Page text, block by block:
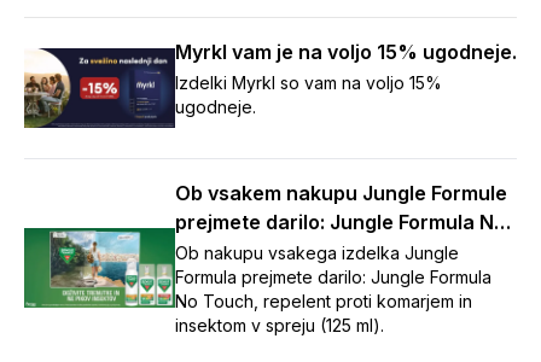
Myrkl vam je na voljo 15% ugodneje.
Izdelki Myrkl so vam na voljo 15%
ugodneje.
Ob vsakem nakupu Jungle Formule
prejmete darilo: Jungle Formula No
Touch repelent (125 ml)
Ob nakupu vsakega izdelka Jungle
Formula prejmete darilo: Jungle Formula
No Touch, repelent proti komarjem in
insektom v spreju (125 ml).